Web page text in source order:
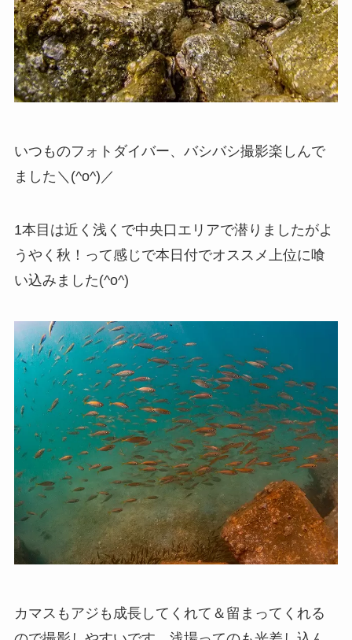
いつものフォトダイバー、バシバシ撮影楽しんで
ました＼(^o^)／
1本目は近く浅くで中央口エリアで潜りましたがよ
うやく秋！って感じで本日付でオススメ上位に喰
い込みました(^o^)
カマスもアジも成長してくれて＆留まってくれる